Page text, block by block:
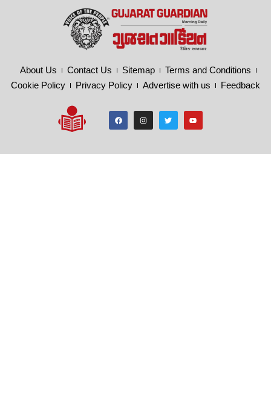
About Us Contact Us Sitemap
Terms and Conditions
Cookie Policy
Privacy Policy Advertise with us Feedback